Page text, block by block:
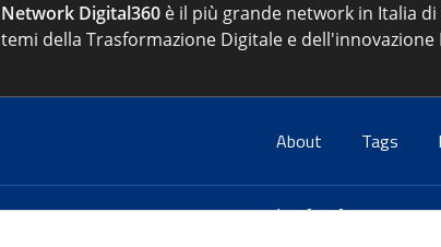
Network Digital360 è il più grande network in Italia
temi della Trasformazione Digitale e
About Tags
Contatti:info@forumpa.it-